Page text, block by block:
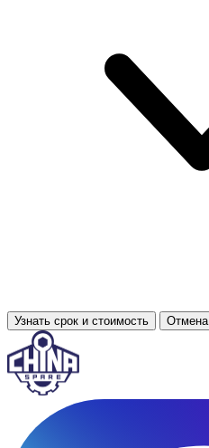
Узнать срок и стоимость Отмена